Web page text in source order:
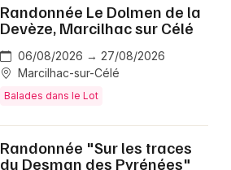
Randonnée Le Dolmen de la
Devèze, Marcilhac sur Célé
06/08/2026 → 27/08/2026
Marcilhac-sur-Célé
Balades dans le Lot
Randonnée "Sur les traces
du Desman des Pyrénées"